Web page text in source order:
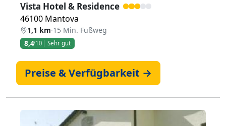
Vista Hotel & Residence
46100 Mantova
1,1 km·15 Min. Fußweg
8,4/10 Sehr gut
Preise & Verfügbarkeit →